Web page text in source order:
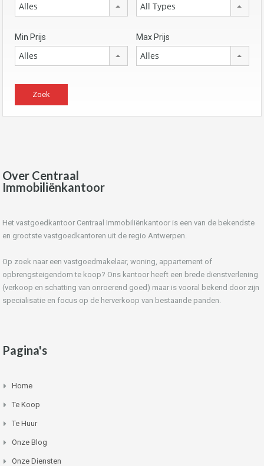
Alles All Types
Min Prijs
Alles
Max Prijs
Alles
Over Centraal
Immobiliënkantoor
Het vastgoedkantoor Centraal Immobiliënkantoor is een van de bekendste
en grootste vastgoedkantoren uit de regio Antwerpen.
Op zoek naar een vastgoedmakelaar, woning, appartement of
opbrengsteigendom te koop? Ons kantoor heeft een brede dienstverlening
(verkoop en schatting van onroerend goed) maar is vooral bekend door zijn
specialisatie en focus op de herverkoop van bestaande panden.
Pagina's
Home
Te Koop
Te Huur
Onze Blog
Onze Diensten